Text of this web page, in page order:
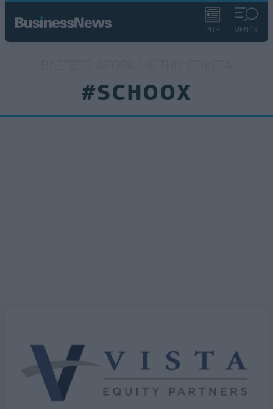
ΡΟΗ ΜΕΝΟΥ
#SCHOOX